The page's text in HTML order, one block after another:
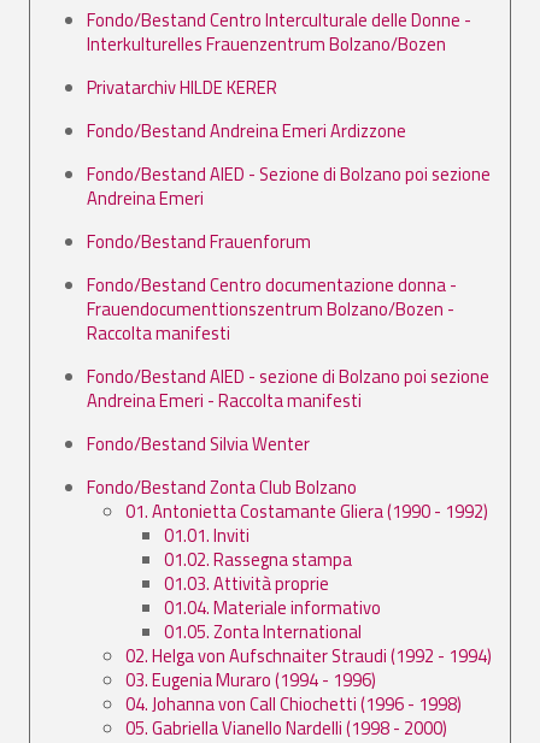
Fondo/Bestand Centro Interculturale delle Donne -
Interkulturelles Frauenzentrum Bolzano/Bozen
Privatarchiv HILDE KERER
Fondo/Bestand Andreina Emeri Ardizzone
Fondo/Bestand AIED - Sezione di Bolzano poi sezione
Andreina Emeri
Fondo/Bestand Frauenforum
Fondo/Bestand Centro documentazione donna -
Frauendocumenttionszentrum Bolzano/Bozen -
Raccolta manifesti
Fondo/Bestand AIED - sezione di Bolzano poi sezione
Andreina Emeri - Raccolta manifesti
Fondo/Bestand Silvia Wenter
Fondo/Bestand Zonta Club Bolzano
01. Antonietta Costamante Gliera (1990 - 1992)
01.01. Inviti
01.02. Rassegna stampa
01.03. Attività proprie
01.04. Materiale informativo
01.05. Zonta International
02. Helga von Aufschnaiter Straudi (1992 - 1994)
03. Eugenia Muraro (1994 - 1996)
04. Johanna von Call Chiochetti (1996 - 1998)
05. Gabriella Vianello Nardelli (1998 - 2000)